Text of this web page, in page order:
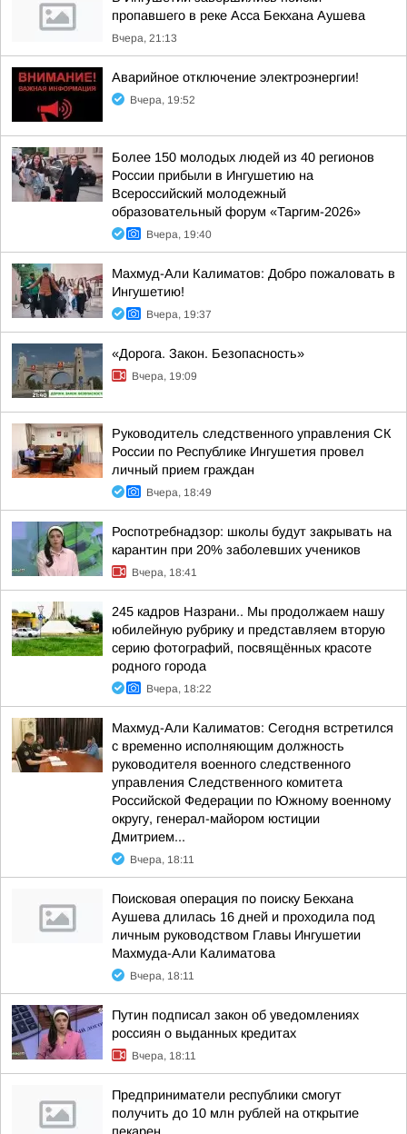
пропавшего в реке Асса Бекхана Аушева
Вчера, 21:13
Аварийное отключение электроэнергии!
Вчера, 19:52
Более 150 молодых людей из 40 регионов
России прибыли в Ингушетию на
Всероссийский молодежный
образовательный форум «Таргим-2026»
Вчера, 19:40
Махмуд-Али Калиматов: Добро пожаловать в
Ингушетию!
Вчера, 19:37
«Дорога. Закон. Безопасность»
Вчера, 19:09
Руководитель следственного управления СК
России по Республике Ингушетия провел
личный прием граждан
Вчера, 18:49
Роспотребнадзор: школы будут закрывать на
карантин при 20% заболевших учеников
Вчера, 18:41
245 кадров Назрани.. Мы продолжаем нашу
юбилейную рубрику и представляем вторую
серию фотографий, посвящённых красоте
родного города
Вчера, 18:22
Махмуд-Али Калиматов: Сегодня встретился
с временно исполняющим должность
руководителя военного следственного
управления Следственного комитета
Российской Федерации по Южному военному
округу, генерал-майором юстиции
Дмитрием...
Вчера, 18:11
Поисковая операция по поиску Бекхана
Аушева длилась 16 дней и проходила под
личным руководством Главы Ингушетии
Махмуда-Али Калиматова
Вчера, 18:11
Путин подписал закон об уведомлениях
россиян о выданных кредитах
Вчера, 18:11
Предприниматели республики смогут
получить до 10 млн рублей на открытие